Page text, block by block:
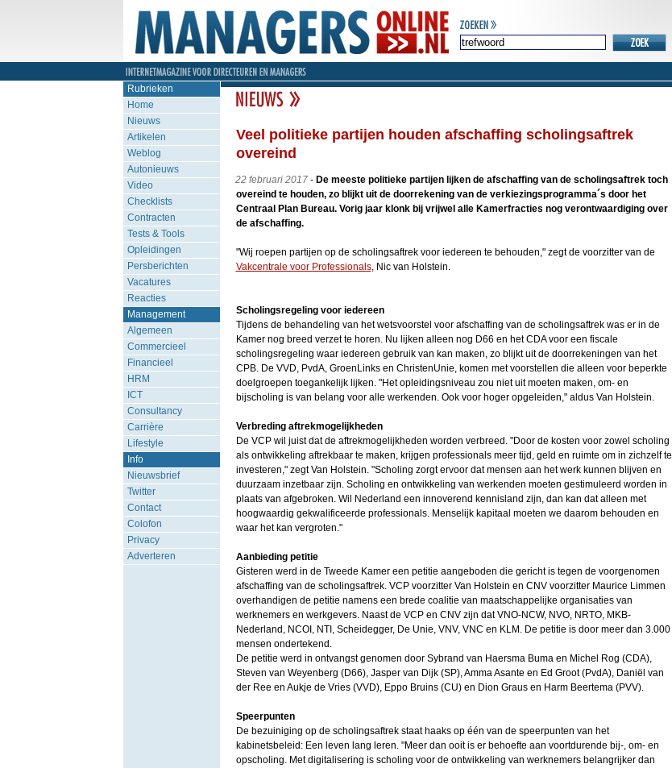
Rubrieken
Home
Nieuws
Artikelen
Weblog
Autonieuws
Video
Checklists
Contracten
Tests & Tools
Opleidingen
Persberichten
Vacatures
Reacties
Management
Algemeen
Commercieel
Financieel
HRM
ICT
Consultancy
Carrière
Lifestyle
Info
Nieuwsbrief
Twitter
Contact
Colofon
Privacy
Adverteren
Veel politieke partijen houden afschaffing scholingsaftrek
overeind
22 februari 2017- De meeste politieke partijen lijken de afschaffing van de scholingsaftrek toch
overeind te houden, zo blijkt uit de doorrekening van de verkiezingsprogramma´s door het
Centraal Plan Bureau. Vorig jaar klonk bij vrijwel alle Kamerfracties nog verontwaardiging over
de afschaffing.
"Wij roepen partijen op de scholingsaftrek voor iedereen te behouden," zegt de voorzitter van de
Vakcentrale voor Professionals, Nic van Holstein.
Scholingsregeling voor iedereen
Tijdens de behandeling van het wetsvoorstel voor afschaffing van de scholingsaftrek was er in de
Kamer nog breed verzet te horen. Nu lijken alleen nog D66 en het CDA voor een fiscale
scholingsregeling waar iedereen gebruik van kan maken, zo blijkt uit de doorrekeningen van het
CPB. De VVD, PvdA, GroenLinks en ChristenUnie, komen met voorstellen die alleen voor beperkte
doelgroepen toegankelijk lijken. "Het opleidingsniveau zou niet uit moeten maken, om- en
bijscholing is van belang voor alle werkenden. Ook voor hoger opgeleiden," aldus Van Holstein.
Verbreding aftrekmogelijkheden
De VCP wil juist dat de aftrekmogelijkheden worden verbreed. "Door de kosten voor zowel scholing
als ontwikkeling aftrekbaar te maken, krijgen professionals meer tijd, geld en ruimte om in zichzelf te
investeren," zegt Van Holstein. "Scholing zorgt ervoor dat mensen aan het werk kunnen blijven en
duurzaam inzetbaar zijn. Scholing en ontwikkeling van werkenden moeten gestimuleerd worden in
plaats van afgebroken. Wil Nederland een innoverend kennisland zijn, dan kan dat alleen met
hoogwaardig gekwalificeerde professionals. Menselijk kapitaal moeten we daarom behouden en
waar het kan vergroten."
Aanbieding petitie
Gisteren werd in de Tweede Kamer een petitie aangeboden die gericht is tegen de voorgenomen
afschaffing van de scholingsaftrek. VCP voorzitter Van Holstein en CNV voorzitter Maurice Limmen
overhandigen de petitie namens een brede coalitie van maatschappelijke organisaties van
werknemers en werkgevers. Naast de VCP en CNV zijn dat VNO-NCW, NVO, NRTO, MKB-
Nederland, NCOI, NTI, Scheidegger, De Unie, VNV, VNC en KLM. De petitie is door meer dan 3.000
mensen ondertekend.
De petitie werd in ontvangst genomen door Sybrand van Haersma Buma en Michel Rog (CDA),
Steven van Weyenberg (D66), Jasper van Dijk (SP), Amma Asante en Ed Groot (PvdA), Daniël van
der Ree en Aukje de Vries (VVD), Eppo Bruins (CU) en Dion Graus en Harm Beertema (PVV).
Speerpunten
De bezuiniging op de scholingsaftrek staat haaks op één van de speerpunten van het
kabinetsbeleid: Een leven lang leren. "Meer dan ooit is er behoefte aan voortdurende bij-, om- en
opscholing. Met digitalisering is scholing voor de ontwikkeling van werknemers belangrijker dan